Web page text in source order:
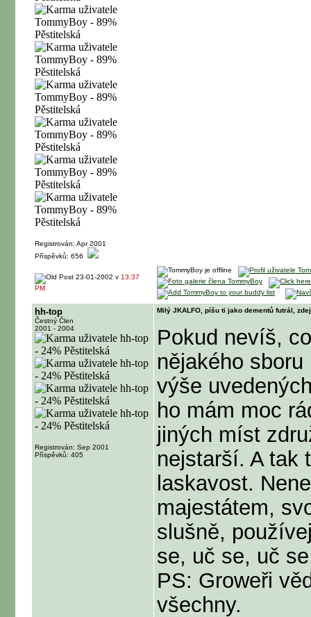
Registrován: Apr 2001
Příspěvků: 656
23-01-2002 v 13:37
PM
hh-top
Čestný Člen
2001 - 2004
Registrován: Sep 2001
Příspěvků: 405
Milý JKALFO, píšu ti jako dementů futrál,
Pokud nevíš,
nějakého
výše
ho mám moc
jiných míst
nejstarší. A tak
laskavost.
majestátem,
slušně,
se, uč se, uč
PS: Groweři
všechny.